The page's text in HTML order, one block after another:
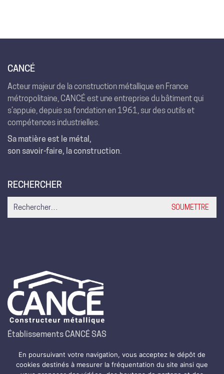
CANCÉ
Acteur majeur de la construction métallique en France
métropolitaine, CANCÉ est une entreprise du bâtiment qui
s’appuie, depuis sa fondation en 1961, sur des outils et
compétences industrielles.
Sa matière est le métal,
son savoir-faire, la construction.
RECHERCHER
for:
Établissements CANCÉ SAS
64800 Nay
En poursuivant votre navigation, vous acceptez le dépôt de
cookies destinés à mesurer la fréquentation du site ainsi que